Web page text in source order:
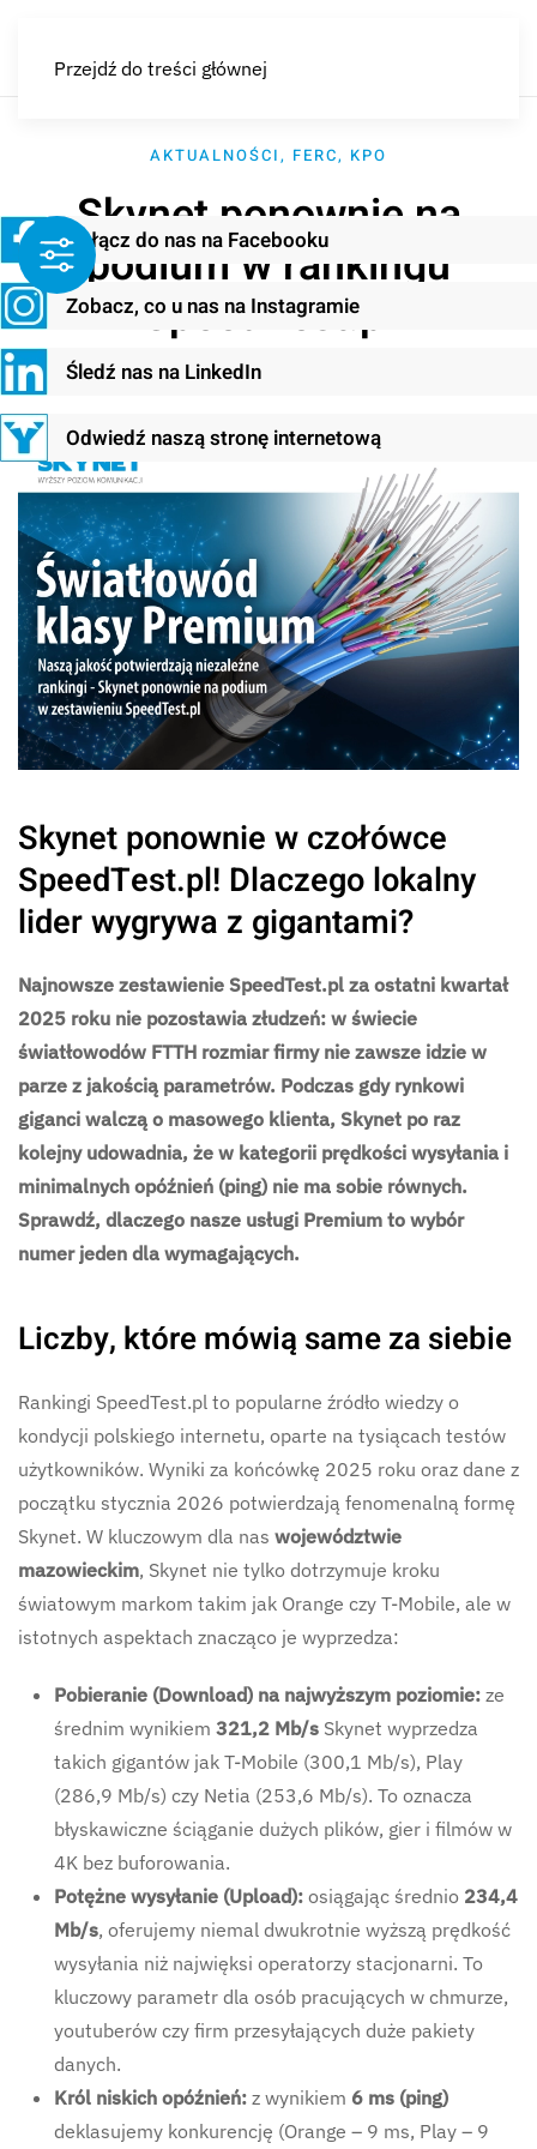
Przejdź do treści głównej
AKTUALNOŚCI, FERC, KPO
Skynet ponownie na
podium w rankingu
SpeedTest.pl
04 lutego 2026
Skynet ponownie w czołówce
SpeedTest.pl! Dlaczego lokalny
lider wygrywa z gigantami?
Najnowsze zestawienie SpeedTest.pl za ostatni kwartał
2025 roku nie pozostawia złudzeń: w świecie
światłowodów FTTH rozmiar firmy nie zawsze idzie w
parze z jakością parametrów. Podczas gdy rynkowi
giganci walczą o masowego klienta, Skynet po raz
kolejny udowadnia, że w kategorii prędkości wysyłania i
minimalnych opóźnień (ping) nie ma sobie równych.
Sprawdź, dlaczego nasze usługi Premium to wybór
numer jeden dla wymagających.
Liczby, które mówią same za siebie
Rankingi SpeedTest.pl to popularne źródło wiedzy o
kondycji polskiego internetu, oparte na tysiącach testów
użytkowników. Wyniki za końcówkę 2025 roku oraz dane z
początku stycznia 2026 potwierdzają fenomenalną formę
Skynet. W kluczowym dla nas województwie
mazowieckim, Skynet nie tylko dotrzymuje kroku
światowym markom takim jak Orange czy T-Mobile, ale w
istotnych aspektach znacząco je wyprzedza:
Pobieranie (Download) na najwyższym poziomie: ze
średnim wynikiem 321,2 Mb/s Skynet wyprzedza
takich gigantów jak T-Mobile (300,1 Mb/s), Play
(286,9 Mb/s) czy Netia (253,6 Mb/s). To oznacza
błyskawiczne ściąganie dużych plików, gier i filmów w
4K bez buforowania.
Potężne wysyłanie (Upload): osiągając średnio 234,4
Mb/s, oferujemy niemal dwukrotnie wyższą prędkość
wysyłania niż najwięksi operatorzy stacjonarni. To
kluczowy parametr dla osób pracujących w chmurze,
youtuberów czy firm przesyłających duże pakiety
danych.
Król niskich opóźnień: z wynikiem 6 ms (ping)
deklasujemy konkurencję (Orange – 9 ms, Play – 9
Dołącz do nas na Facebooku
Zobacz, co u nas na Instagramie
Śledź nas na LinkedIn
Odwiedź naszą stronę internetową